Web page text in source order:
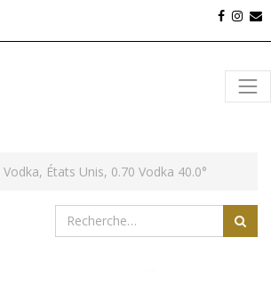
États Unis, 0.70 Vodka 40.0°